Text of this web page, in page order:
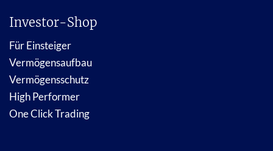
Investor-Shop
Für Einsteiger
Vermögensaufbau
Vermögensschutz
High Performer
One Click Trading